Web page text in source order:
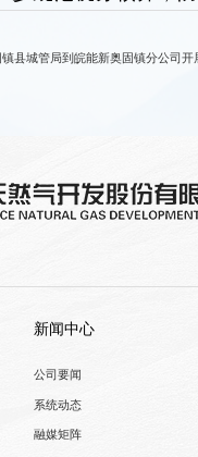
县城管局到皖能新奥固镇分公司开
新闻中心
公司要闻
系统动态
融媒矩阵